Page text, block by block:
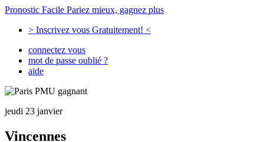
Pronostic Facile Pariez mieux, gagnez plus
> Inscrivez vous Gratuitement! <
connectez vous
mot de passe oublié ?
aide
jeudi 23 janvier
Vincennes